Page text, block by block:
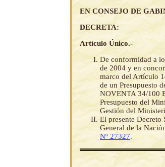
EN CONSEJO DE
DECRETA:
Artículo Único.-
De conformidad a
de 2004 y en
marco del Artículo
de un Presupuesto
NOVENTA 34/100
Presupuesto del
Gestión del
El presente Decreto
General de la
Nº 27327.